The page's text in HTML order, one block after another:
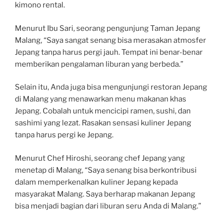
kimono rental.
Menurut Ibu Sari, seorang pengunjung Taman Jepang
Malang, “Saya sangat senang bisa merasakan atmosfer
Jepang tanpa harus pergi jauh. Tempat ini benar-benar
memberikan pengalaman liburan yang berbeda.”
Selain itu, Anda juga bisa mengunjungi restoran Jepang
di Malang yang menawarkan menu makanan khas
Jepang. Cobalah untuk mencicipi ramen, sushi, dan
sashimi yang lezat. Rasakan sensasi kuliner Jepang
tanpa harus pergi ke Jepang.
Menurut Chef Hiroshi, seorang chef Jepang yang
menetap di Malang, “Saya senang bisa berkontribusi
dalam memperkenalkan kuliner Jepang kepada
masyarakat Malang. Saya berharap makanan Jepang
bisa menjadi bagian dari liburan seru Anda di Malang.”